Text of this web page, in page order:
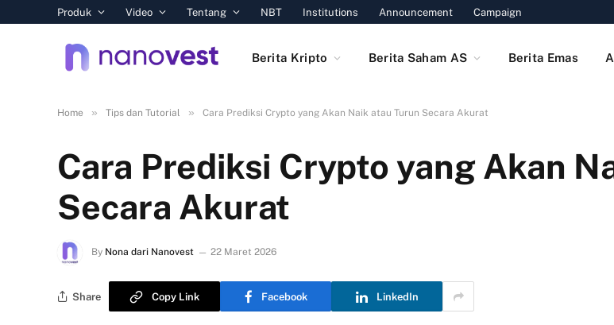
Produk Video Tentang NBT Institutions Announcement Campaign
Berita Kripto Berita Saham AS Berita Emas
Home » Tips dan Tutorial » Cara Prediksi Crypto yang Akan Naik atau Turun Secara Akurat
Cara Prediksi Crypto yang Akan
Secara Akurat
By Nona dari Nanovest 22 Maret 2026
Share Copy Link Facebook LinkedIn